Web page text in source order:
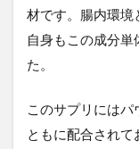
材です。腸内環境
自身もこの成分単
た。
このサプリには
ともに配合され